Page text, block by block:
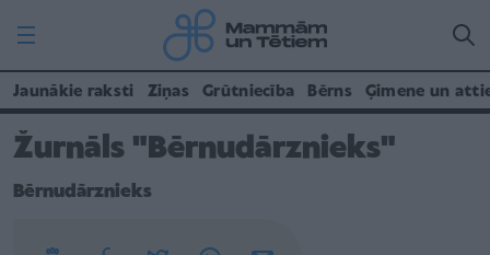
Jaunākie raksti Ziņas Grūtniecība Bērns Ģimene un
Žurnāls "Bērnudārznieks"
Bērnudārznieks